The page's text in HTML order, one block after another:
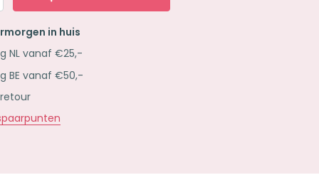
in huis
NL vanaf €25,-
BE vanaf €50,-